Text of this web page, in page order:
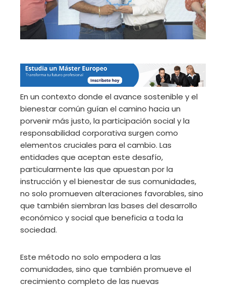
En un contexto donde el avance sostenible y el
bienestar común guían el camino hacia un
porvenir más justo, la participación social y la
responsabilidad corporativa surgen como
elementos cruciales para el cambio. Las
entidades que aceptan este desafío,
particularmente las que apuestan por la
instrucción y el bienestar de sus comunidades,
no solo promueven alteraciones favorables, sino
que también siembran las bases del desarrollo
económico y social que beneficia a toda la
sociedad.
Este método no solo empodera a las
comunidades, sino que también promueve el
crecimiento completo de las nuevas